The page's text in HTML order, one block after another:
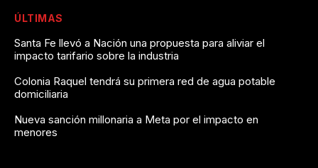
ÚLTIMAS
Santa Fe llevó a Nación una propuesta para aliviar el
impacto tarifario sobre la industria
Colonia Raquel tendrá su primera red de agua potable
domiciliaria
Nueva sanción millonaria a Meta por el impacto en
menores